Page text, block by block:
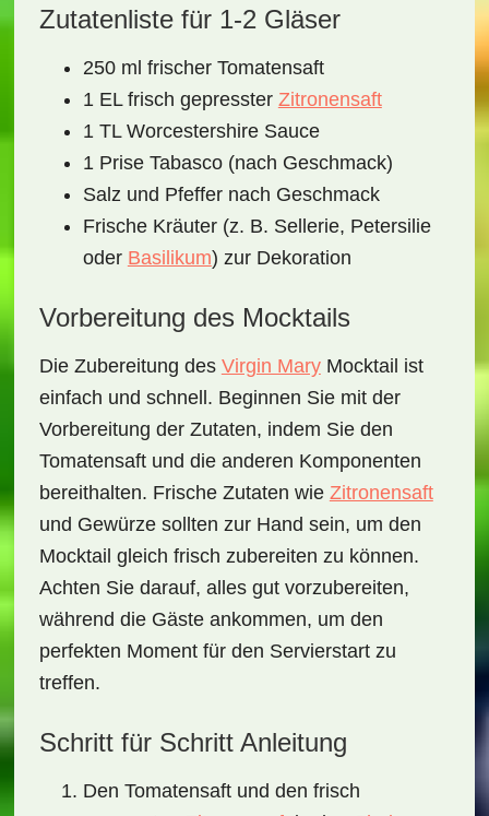
Zutatenliste für 1-2 Gläser
250 ml frischer Tomatensaft
1 EL frisch gepresster Zitronensaft
1 TL Worcestershire Sauce
1 Prise Tabasco (nach Geschmack)
Salz und Pfeffer nach Geschmack
Frische Kräuter (z. B. Sellerie, Petersilie
oder Basilikum) zur Dekoration
Vorbereitung des Mocktails
Die Zubereitung des Virgin MaryMocktail ist
einfach und schnell. Beginnen Sie mit der
Vorbereitung der Zutaten, indem Sie den
Tomatensaftund die anderen Komponenten
bereithalten. Frische Zutaten wie Zitronensaft
und Gewürze sollten zur Hand sein, um den
Mocktail gleich frisch zubereiten zu können.
Achten Sie darauf, alles gut vorzubereiten,
während die Gäste ankommen, um den
perfekten Moment für den Servierstart zu
treffen.
Schritt für Schritt Anleitung
Den Tomatensaftund den frisch